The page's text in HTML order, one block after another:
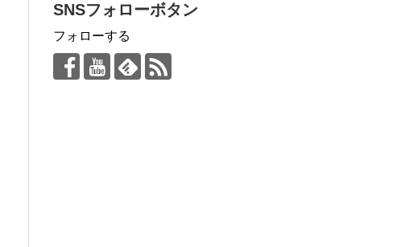
SNSフォローボタン
フォローする